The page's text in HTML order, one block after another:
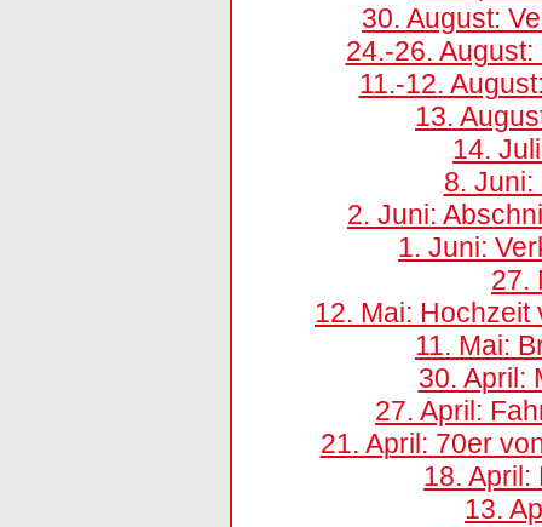
30. August:
24.-26.
11.-12.
13.
14.
8.
2. Juni:
1. Juni:
27.
12. Mai: Hochzeit
11. Mai:
30. April:
27. April:
21. April: 70er
18. April:
13.